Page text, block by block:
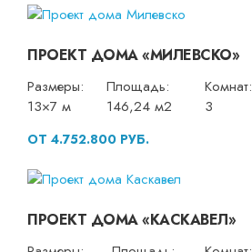
ПРОЕКТ ДОМА «МИЛЕВСКО»
Размеры:
13×7 м
Площадь:
146,24 м2
Комнат:
3
ОТ 4.752.800 РУБ.
ПРОЕКТ ДОМА «КАСКАВЕЛ»